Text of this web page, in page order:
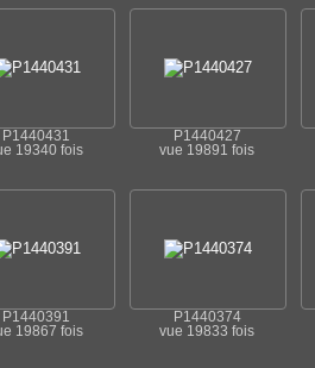
P1440431
19340 fois
P1440427
vue 19891 fois
P1440391
19867 fois
P1440374
vue 19833 fois